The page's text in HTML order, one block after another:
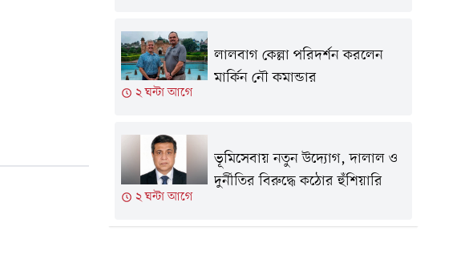
২ ঘন্টা আগে
লালবাগ কেল্লা পরিদর্শন করলেন
মার্কিন নৌ কমান্ডার
২ ঘন্টা আগে
ভূমিসেবায় নতুন উদ্যোগ, দালাল ও
দুর্নীতির বিরুদ্ধে কঠোর হুঁশিয়ারি